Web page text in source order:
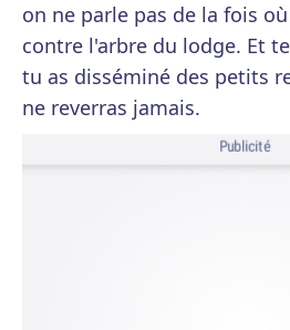
on ne parle pas de la fois
contre l'arbre du lodge. Et
tu as disséminé des petits
ne reverras jamais.
Publicité